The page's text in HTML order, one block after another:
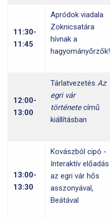
11:30-
11:45
Apródok viadala
Zoknicsatára
hívnak a
hagyományőrzők!
12:00-
13:00
Tárlatvezetés Az
egri vár
történetecímű
kiállításban
13:00-
13:30
Kovászból cipó -
Interaktív előadás
az egri vár hős
asszonyával,
Beátával